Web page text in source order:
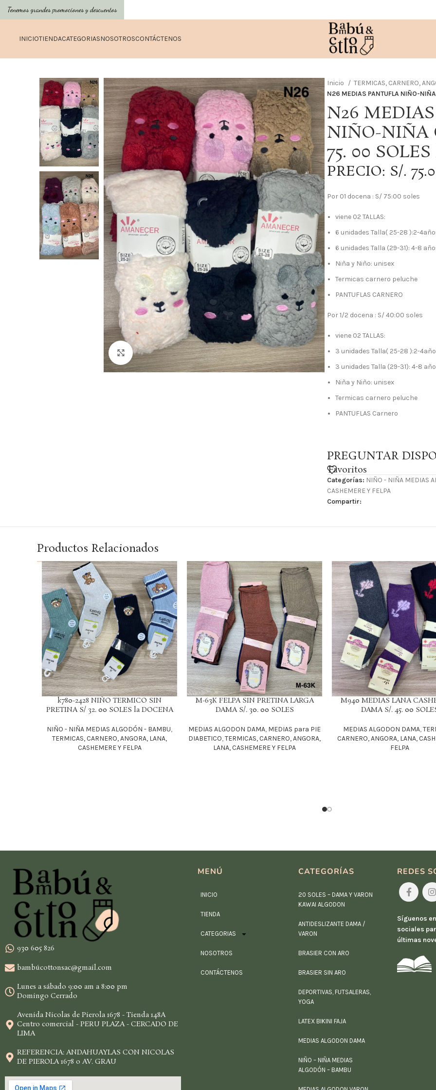
INICIOTIENDACATEGORIASNOSOTROSCONTÁCTENOS
Haga Click para agrandar
Inicio
TERMICAS, CARNERO,
N26 MEDIAS PANTUFLA NIÑO-
N26
NIÑO-NIÑA
75. 00
PRECIO: S/.
Por 01 docena : S/ 75:00 soles
viene 02 TALLAS:
6 unidades Talla( 25-28 ):2-
6 unidades Talla (29-31): 4-8
Niña y Niño: unisex
Termicas carnero peluche
PANTUFLAS CARNERO
Por 1/2 docena : S/ 40:00 soles
viene 02 TALLAS:
3 unidades Talla( 25-28 ):2-
3 unidades Talla (29-31): 4-8
Niña y Niño: unisex
Termicas carnero peluche
PANTUFLAS Carnero
PREGUNTAR
Favoritos
Categorías: NIÑO - NIÑA MEDIAS
CASHEMERE Y FELPA
Compartir:
Productos Relacionados
LEER MÁSk780-2428 NIÑO TERMICO SIN
PRETINA S/ 32. 00 SOLES la DOCENA
NIÑO - NIÑA MEDIAS ALGODÓN - BAMBU,
TERMICAS, CARNERO, ANGORA, LANA,
CASHEMERE Y FELPA
LEER MÁS
M-63K FELPA SIN PRETINA LARGA
DAMA S/. 30. 00 SOLES
MEDIAS ALGODON DAMA, MEDIAS para PIE
DIABETICO,TERMICAS, CARNERO, ANGORA,
LANA, CASHEMERE Y FELPA
LEER MÁS
M940 MEDIAS LANA
DAMA S/. 45. 00
MEDIAS ALGODON DAMA,
CARNERO, ANGORA, LANA,
FELPA
930 605 826
bambúcottonsac@gmail.com
Lunes a sábado 9:00 am a 8:00 pm
Domingo Cerrado
Avenida Nicolas de Pierola 1678 - Tienda 148A
Centro comercial - PERU PLAZA - CERCADO DE
LIMA
REFERENCIA: ANDAHUAYLAS CON NICOLAS
DE PIEROLA 1678 o AV. GRAU
MENÚ
INICIO
TIENDA
CATEGORIAS
NOSOTROS
CONTÁCTENOS
CATEGORÍAS
20 SOLES – DAMA Y VARON
KAWAI ALGODON
ANTIDESLIZANTE DAMA /
VARON
BRASIER CON ARO
BRASIER SIN ARO
DEPORTIVAS, FUTSALERAS,
YOGA
LATEX BIKINI FAJA
MEDIAS ALGODON DAMA
NIÑO – NIÑA MEDIAS
ALGODÓN – BAMBU
REDES
Síguenos
sociales
últimas
Tenemos grandes promociones y descuentos